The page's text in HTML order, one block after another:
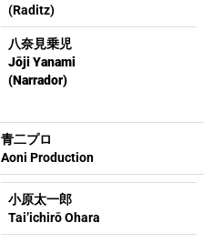
(Raditz)
八奈見乗児
Jōji Yanami
(Narrador)
青二プロ
Aoni Production
小原太一郎
Tai’ichirō Ohara